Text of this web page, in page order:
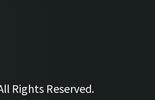
Rights Reserved.